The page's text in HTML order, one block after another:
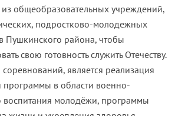
общеобразовательных учреждений,
подростково-молодежных
Пушкинского района, чтобы
свою готовность служить Отечеству.
является реализация
программы в области военно-
воспитания молодёжи, программы